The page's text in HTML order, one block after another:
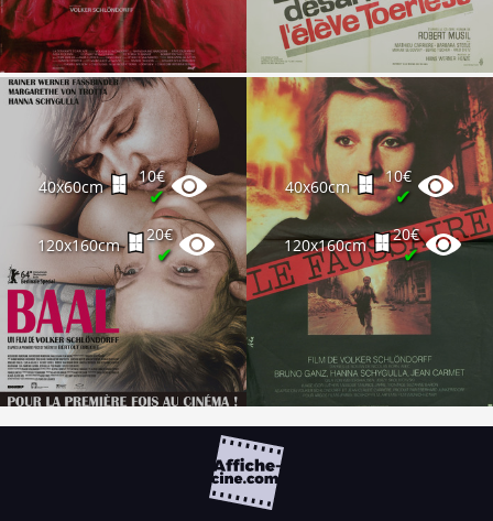
40x60cm
10€
✔
120x160cm
20€
✔
40x60cm
10€
✔
120x160cm
20€
✔